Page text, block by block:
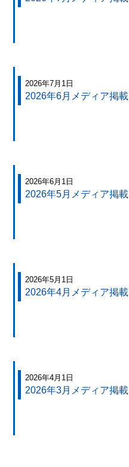
2026年7月1日
2026年6月メディア掲載
2026年6月1日
2026年5月メディア掲載
2026年5月1日
2026年4月メディア掲載
2026年4月1日
2026年3月メディア掲載